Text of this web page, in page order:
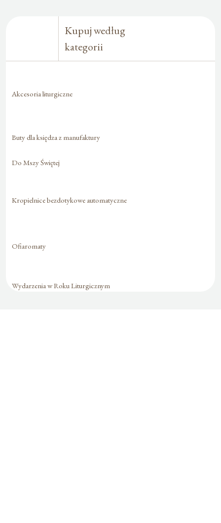
Kupuj według
kategorii
Akcesoria liturgiczne
Buty dla księdza z manufaktury
Do Mszy Świętej
Kropielnice bezdotykowe automatyczne
Ofiaromaty
Wydarzenia w Roku Liturgicznym